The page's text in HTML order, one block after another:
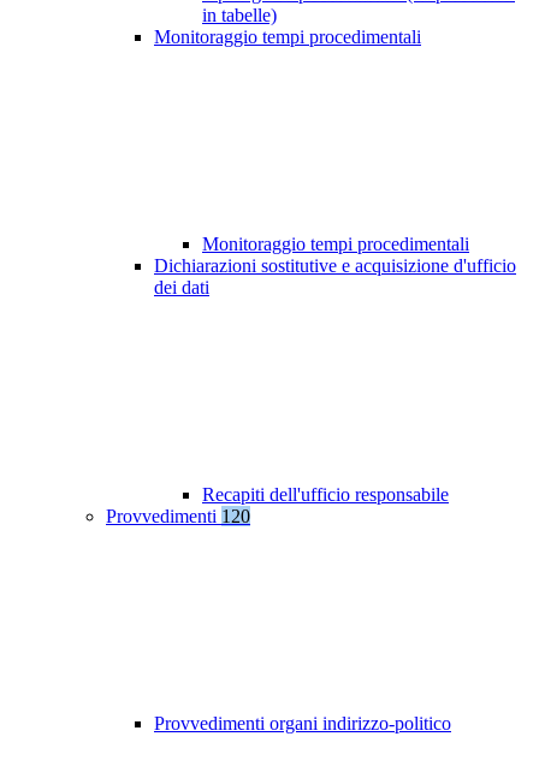
in tabelle)
Monitoraggio tempi procedimentali
Monitoraggio tempi procedimentali
Dichiarazioni sostitutive e acquisizione d'ufficio
dei dati
Recapiti dell'ufficio responsabile
Provvedimenti 120
Provvedimenti organi indirizzo-politico